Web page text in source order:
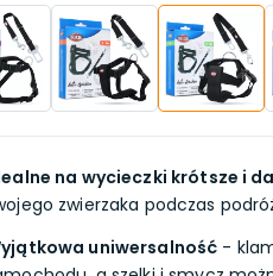
na wycieczki krótsze i
zwierzaka podczas
uniwersalność -